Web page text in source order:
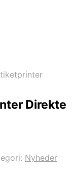
Direkte
Nyheder